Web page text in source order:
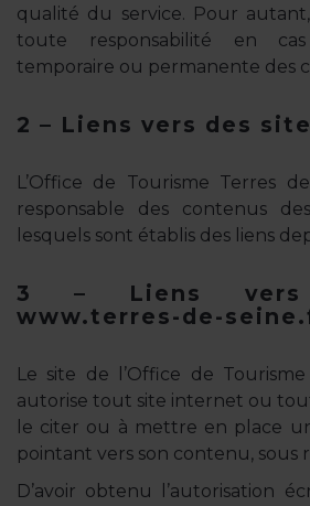
qualité du service. Pour
toute responsabilité en cas
temporaire ou permanente des
2 – Liens vers des
L’Office de Tourisme Terres
responsable des contenus
lesquels sont établis des liens
3 – Liens
www.terres-de-
Le site de l’Office de
autorise tout site internet ou
le citer ou à mettre en place
pointant vers son contenu, sous
D’avoir obtenu l’autorisation